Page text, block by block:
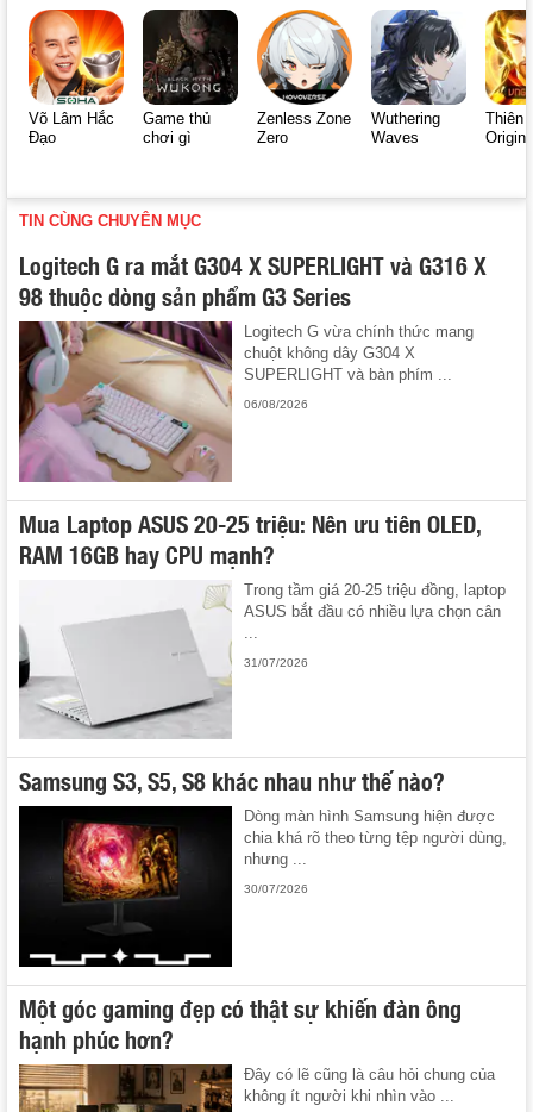
Võ Lâm Hắc
Đạo
Game thủ
chơi gì
Zenless Zone
Zero
Wuthering
Waves
Thiên
Origin
TIN CÙNG CHUYÊN MỤC
Logitech G ra mắt G304 X SUPERLIGHT và G316 X
98 thuộc dòng sản phẩm G3 Series
Logitech G vừa chính thức mang
chuột không dây G304 X
SUPERLIGHT và bàn phím ...
06/08/2026
Mua Laptop ASUS 20-25 triệu: Nên ưu tiên OLED,
RAM 16GB hay CPU mạnh?
Trong tầm giá 20-25 triệu đồng, laptop
ASUS bắt đầu có nhiều lựa chọn cân
31/07/2026
Samsung S3, S5, S8 khác nhau như thế nào?
Dòng màn hình Samsung hiện được
chia khá rõ theo từng tệp người dùng,
nhưng ...
30/07/2026
Một góc gaming đẹp có thật sự khiến đàn ông
hạnh phúc hơn?
Đây có lẽ cũng là câu hỏi chung của
không ít người khi nhìn vào ...